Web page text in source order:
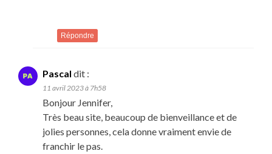
Répondre
Pascal dit :
11 avril 2023 à 7h58
Bonjour Jennifer,
Très beau site, beaucoup de bienveillance et de
jolies personnes, cela donne vraiment envie de
franchir le pas.